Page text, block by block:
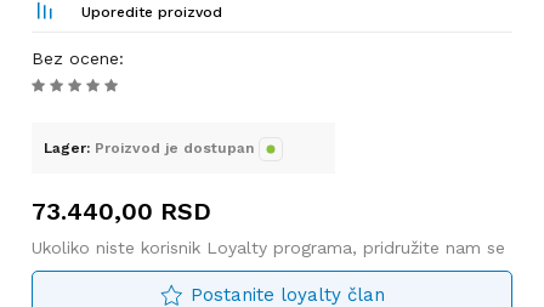
Uporedite proizvod
Bez ocene:
Lager: Proizvod je dostupan
73.440,00 RSD
Ukoliko niste korisnik Loyalty programa, pridružite nam se
Postanite loyalty član